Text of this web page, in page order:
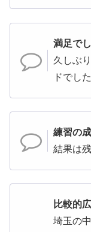
満足でし
久しぶ
ドでした
練習の
結果は
比較的
埼玉の